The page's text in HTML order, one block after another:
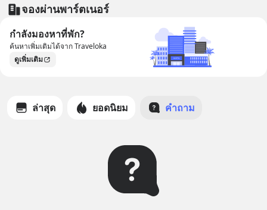
จองผ่านพาร์ตเนอร์
กำลังมองหาที่พัก?
ค้นหาเพิ่มเติมได้จาก Traveloka
ดูเพิ่มเติม
ล่าสุด ยอดนิยม คำถาม